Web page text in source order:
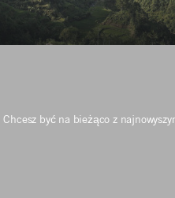
Chcesz być na bieżąco z